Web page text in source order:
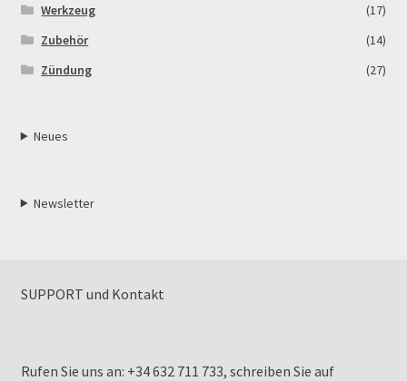
Werkzeug
(17)
Zubehör
(14)
Zündung
(27)
Neues
Newsletter
SUPPORT und Kontakt
Rufen Sie uns an: +34 632 711 733, schreiben Sie auf